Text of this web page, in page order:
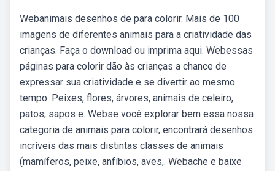
Webanimais desenhos de para colorir. Mais de 100
imagens de diferentes animais para a criatividade das
crianças. Faça o download ou imprima aqui. Webessas
páginas para colorir dão às crianças a chance de
expressar sua criatividade e se divertir ao mesmo
tempo. Peixes, flores, árvores, animais de celeiro,
patos, sapos e. Webse você explorar bem essa nossa
categoria de animais para colorir, encontrará desenhos
incríveis das mais distintas classes de animais
(mamíferos, peixe, anfíbios, aves,. Webache e baixe